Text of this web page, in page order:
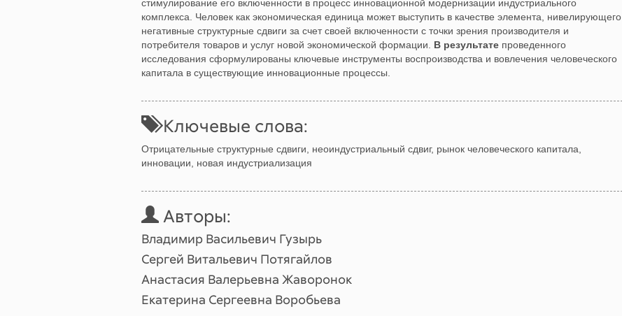
стимулирование его включенности в процесс инновационной модернизации индустриального
комплекса. Человек как экономическая единица может выступить в качестве элемента, нивелирующего
негативные структурные сдвиги за счет своей включенности с точки зрения производителя и
потребителя товаров и услуг новой экономической формации. В результате проведенного
исследования сформулированы ключевые инструменты воспроизводства и вовлечения человеческого
капитала в существующие инновационные процессы.
Ключевые слова:
Отрицательные структурные сдвиги, неоиндустриальный сдвиг, рынок человеческого капитала,
инновации, новая индустриализация
Авторы:
Владимир Васильевич Гузырь
Сергей Витальевич Потягайлов
Анастасия Валерьевна Жаворонок
Екатерина Сергеевна Воробьева